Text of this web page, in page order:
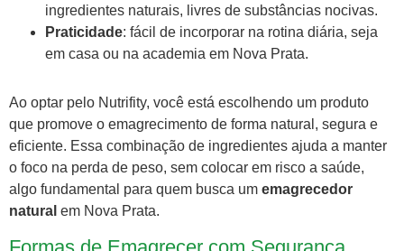
ingredientes naturais, livres de substâncias nocivas.
Praticidade: fácil de incorporar na rotina diária, seja
em casa ou na academia em Nova Prata.
Ao optar pelo Nutrifity, você está escolhendo um produto
que promove o emagrecimento de forma natural, segura e
eficiente. Essa combinação de ingredientes ajuda a manter
o foco na perda de peso, sem colocar em risco a saúde,
algo fundamental para quem busca um emagrecedor
natural em Nova Prata.